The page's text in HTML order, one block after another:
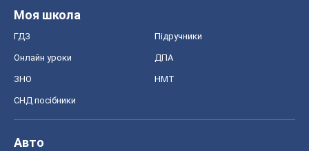
Моя школа
ГДЗ Підручники
Онлайн уроки ДПА
ЗНО НМТ
СНД посібники
Авто